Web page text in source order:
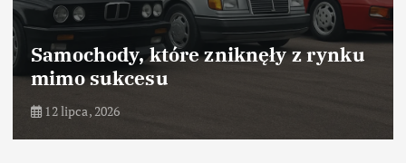
Samochody, które zniknęły z rynku
mimo sukcesu
12 lipca, 2026